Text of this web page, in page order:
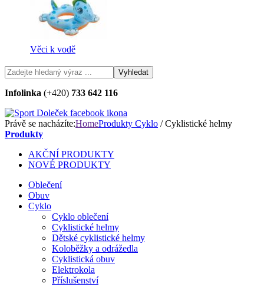
Věci k vodě
Infolinka (+420) 733 642 116
Právě se nacházíte:HomeProdukty Cyklo / Cyklistické helmy
Produkty
AKČNÍ PRODUKTY
NOVÉ PRODUKTY
Oblečení
Obuv
Cyklo
Cyklo oblečení
Cyklistické helmy
Dětské cyklistické helmy
Koloběžky a odrážedla
Cyklistická obuv
Elektrokola
Příslušenství